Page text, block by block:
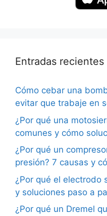
Entradas recientes
Cómo cebar una
evitar que trabaje en
¿Por qué una
comunes y cómo
¿Por qué un
presión? 7 causas y
¿Por qué el electrodo
y soluciones paso a
¿Por qué un Dremel